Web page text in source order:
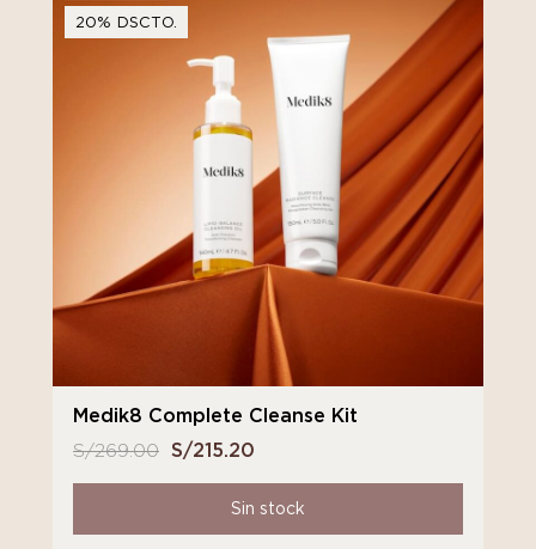
20% DSCTO.
Medik8 Complete Cleanse Kit
S/269.00 El
precio
original
era:
S/215.20
precio
actual
es:
Sin stock